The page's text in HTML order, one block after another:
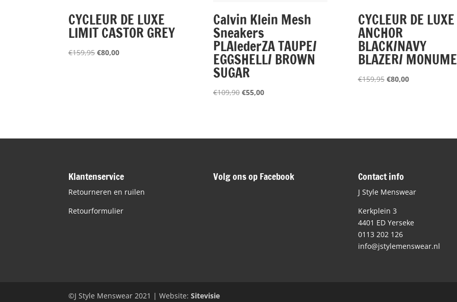
CYCLEUR DE LUXE
LIMIT CASTOR GREY
€159,95Oorspronkelijke
€80,00Huidige
Calvin Klein Mesh
Sneakers
PLAlederZA TAUPE/
EGGSHELL/ BROWN
SUGAR
€109,90 Oorspronkelijke
€55,00Huidige
CYCLEUR DE LUXE
ANCHOR
BLACK/NAVY
BLAZER/
€159,95 Oorspronkelijke
€80,00Huidige
Klantenservice
Retourneren en ruilen
Retourformulier
Volg ons op Facebook Contact info
J Style Menswear
Kerkplein 3
4401 ED Yerseke
0113 202 126
info@jstylemenswear.nl
©J Style Menswear 2021 | Website:Sitevisie